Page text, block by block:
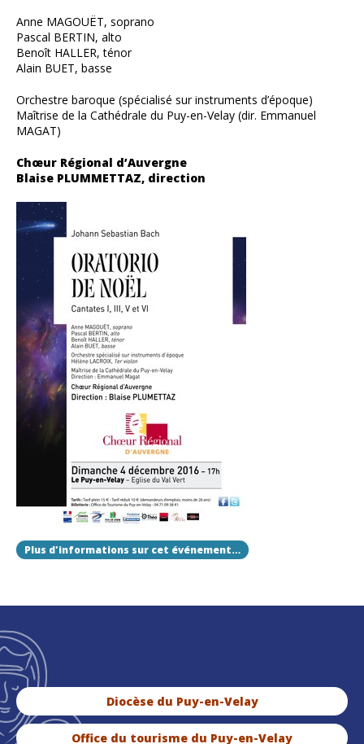
Anne MAGOUËT, soprano
Pascal BERTIN, alto
Benoît HALLER, ténor
Alain BUET, basse
Orchestre baroque (spécialisé sur instruments d’époque)
Maîtrise de la Cathédrale du Puy-en-Velay (dir. Emmanuel
MAGAT)
Chœur Régional d’Auvergne
Blaise PLUMMETTAZ, direction
Plus d'informations sur cet événement…
Diocèse du Puy-en-Velay
Office du tourisme du Puy-en-Velay